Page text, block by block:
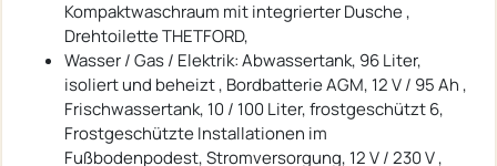
Kompaktwaschraum mit integrierter Dusche ,
Drehtoilette THETFORD,
Wasser / Gas / Elektrik: Abwassertank, 96 Liter,
isoliert und beheizt , Bordbatterie AGM, 12 V / 95 Ah ,
Frischwassertank, 10 / 100 Liter, frostgeschützt 6,
Frostgeschützte Installationen im
Fußbodenpodest, Stromversorgung, 12 V / 230 V ,